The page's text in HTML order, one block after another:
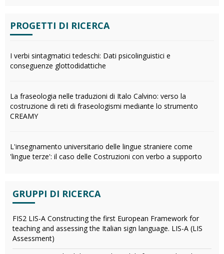
PROGETTI DI RICERCA
I verbi sintagmatici tedeschi: Dati psicolinguistici e
conseguenze glottodidattiche
La fraseologia nelle traduzioni di Italo Calvino: verso la
costruzione di reti di fraseologismi mediante lo strumento
CREAMY
L'insegnamento universitario delle lingue straniere come
'lingue terze': il caso delle Costruzioni con verbo a supporto
GRUPPI DI RICERCA
FIS2 LIS-A Constructing the first European Framework for
teaching and assessing the Italian sign language. LIS-A (LIS
Assessment)